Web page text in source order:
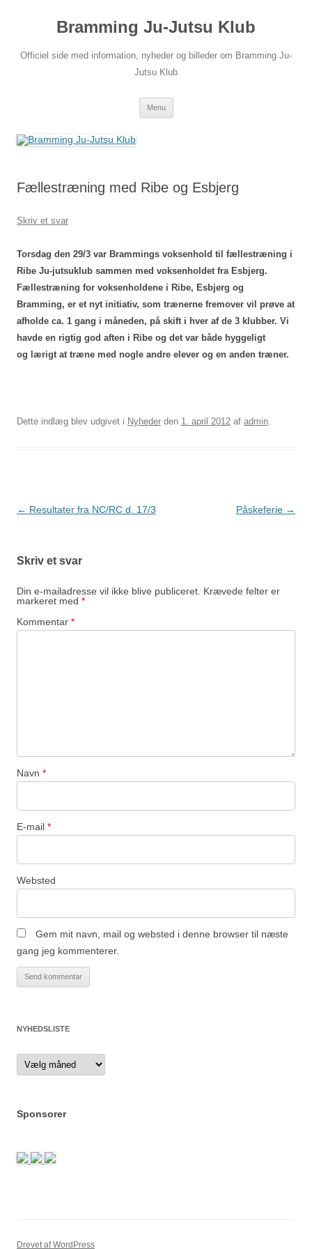
Bramming Ju-Jutsu Klub
Officiel side med information, nyheder og billeder om Bramming Ju-
Jutsu Klub
Menu
Fællestræning med Ribe og Esbjerg
Skriv et svar
Torsdag den 29/3 var Brammings voksenhold til fællestræning i
Ribe Ju-jutsuklub sammen med voksenholdet fra Esbjerg.
Fællestræning for voksenholdene i Ribe, Esbjerg og
Bramming, er et nyt initiativ, som trænerne fremover vil prøve at
afholde ca. 1 gang i måneden, på skift i hver af de 3 klubber. Vi
havde en rigtig god aften i Ribe og det var både hyggeligt
og lærigt at træne med nogle andre elever og en anden træner.
Dette indlæg blev udgivet i Nyheder den 1. april 2012 af admin.
Indlægsnavigation
← Resultater fra NC/RC d. 17/3 Påskeferie →
Skriv et svar
Din e-mailadresse vil ikke blive publiceret. Krævede felter er
markeret med *
Kommentar *
Navn *
E-mail *
Websted
Gem mit navn, mail og websted i denne browser til næste
gang jeg kommenterer.
NYHEDSLISTE
Nyhedsliste
Sponsorer
Drevet af WordPress